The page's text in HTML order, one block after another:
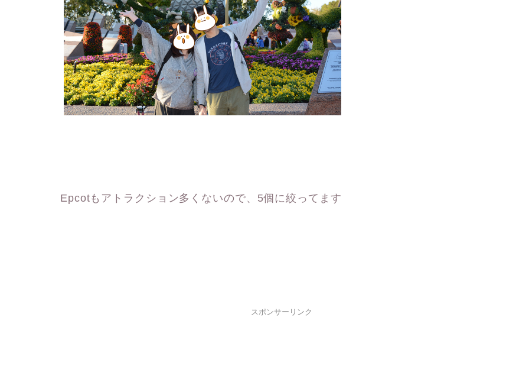
Epcotもアトラクション多くないので、5個に絞ってます
スポンサーリンク